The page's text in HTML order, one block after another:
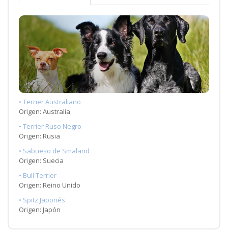
• Terrier Australiano
Origen: Australia
• Terrier Ruso Negro
Origen: Rusia
• Sabueso de Smaland
Origen: Suecia
• Bull Terrier
Origen: Reino Unido
• Spitz Japonés
Origen: Japón